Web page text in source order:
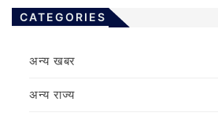
CATEGORIES
अन्य खबर
अन्य राज्य